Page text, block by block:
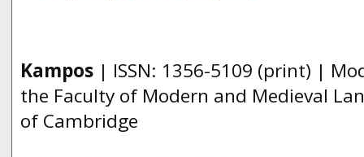
Kampos | ISSN: 1356­-5109 (print) |
the Faculty of Modern and Medieval
of Cambridge